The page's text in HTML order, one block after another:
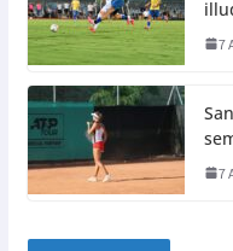
7
7